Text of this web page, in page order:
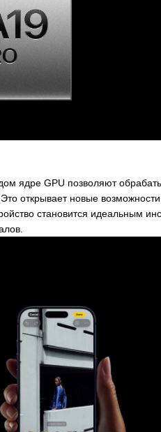
ядре GPU позволяют
открывает новые
становится идеальным